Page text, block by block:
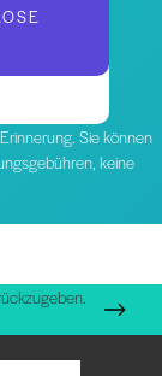
Sie können
keine